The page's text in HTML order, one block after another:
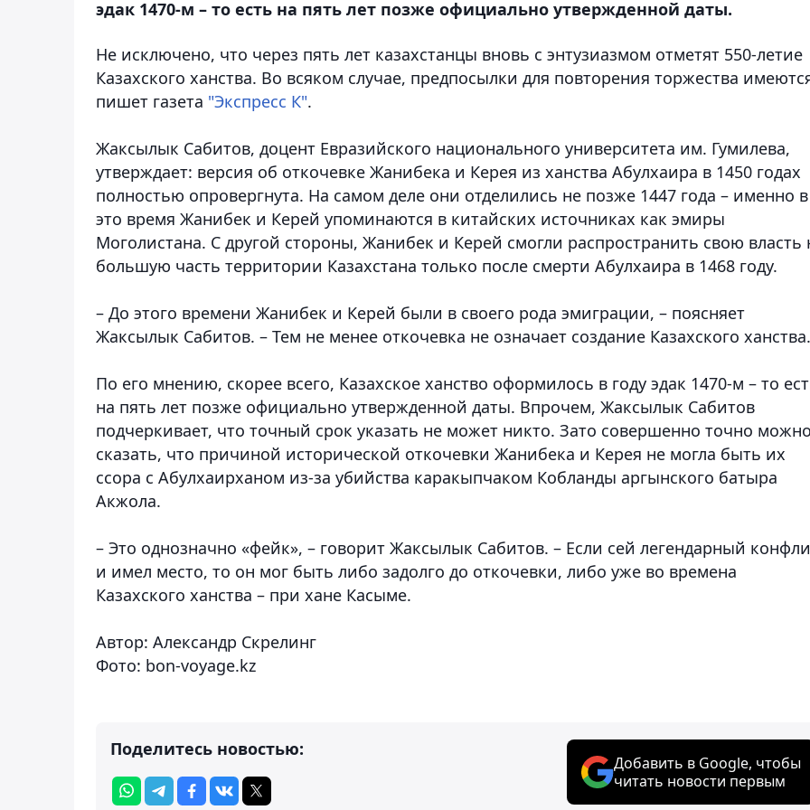
эдак 1470-м – то есть на пять лет позже официально утвержденной даты.
Не исключено, что через пять лет казахстанцы вновь с энтузиазмом отметят 550-летие
Казахского ханства. Во всяком случае, предпосылки для повторения торжества
пишет газета "Экспресс К".
Жаксылык Сабитов, доцент Евразийского национального университета им. Гумилева,
утверждает: версия об откочевке Жанибека и Керея из ханства Абулхаира в 1450 годах
полностью опровергнута. На самом деле они отделились не позже 1447 года – именно в
это время Жанибек и Керей упоминаются в китайских источниках как эмиры
Моголистана. С другой стороны, Жанибек и Керей смогли распространить свою власть
большую часть территории Казахстана только после смерти Абулхаира в 1468 году.
– До этого времени Жанибек и Керей были в своего рода эмиграции, – поясняет
Жаксылык Сабитов. – Тем не менее откочевка не означает создание Казахского ханства.
По его мнению, скорее всего, Казахское ханство оформилось в году эдак 1470-м – то
на пять лет позже официально утвержденной даты. Впрочем, Жаксылык Сабитов
подчеркивает, что точный срок указать не может никто. Зато совершенно точно можно
сказать, что причиной исторической откочевки Жанибека и Керея не могла быть их
ссора с Абулхаирханом из-за убийства каракыпчаком Кобланды аргынского батыра
Акжола.
– Это однозначно «фейк», – говорит Жаксылык Сабитов. – Если сей легендарный
и имел место, то он мог быть либо задолго до откочевки, либо уже во времена
Казахского ханства – при хане Касыме.
Автор: Александр Скрелинг
Фото: bon-voyage.kz
Поделитесь новостью:
Добавить в Google, чтобы
читать новости первым